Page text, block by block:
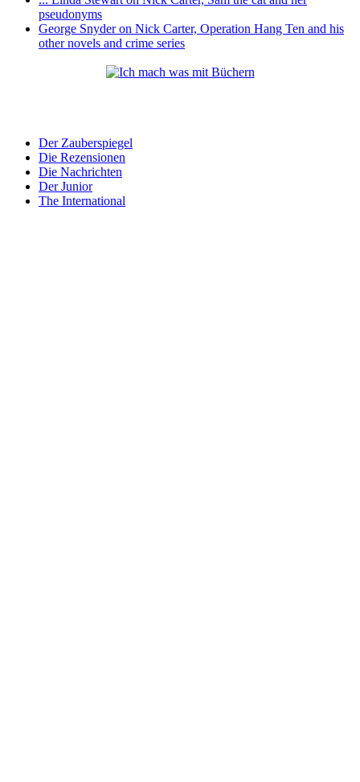
pseudonyms
George Snyder on Nick Carter, Operation Hang Ten and his
other novels and crime series
Der Zauberspiegel
Die Rezensionen
Die Nachrichten
Der Junior
The International